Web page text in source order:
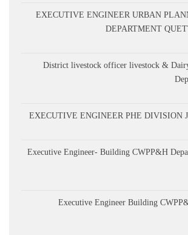
EXECUTIVE ENGINEER URBAN
DEPARTMENT
District livestock officer livestock &
EXECUTIVE ENGINEER PHE DIVISION
Executive Engineer- Building CWPP&H
Executive Engineer Building